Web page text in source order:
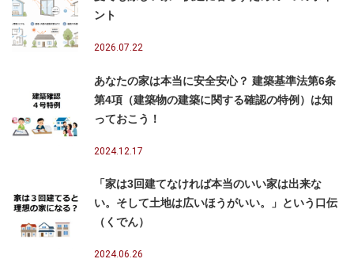
ント
2026.07.22
あなたの家は本当に安全安心？ 建築基準法第6条
第4項（建築物の建築に関する確認の特例）は知
っておこう！
2024.12.17
「家は3回建てなければ本当のいい家は出来な
い。そして土地は広いほうがいい。」という口伝
（くでん）
2024.06.26